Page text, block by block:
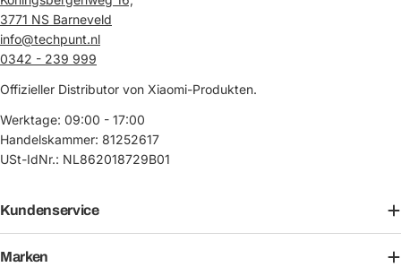
3771 NS Barneveld
info@techpunt.nl
0342 - 239 999
Offizieller Distributor von Xiaomi-Produkten.
Werktage: 09:00 - 17:00
Handelskammer: 81252617
USt-IdNr.: NL862018729B01
Kundenservice
Marken